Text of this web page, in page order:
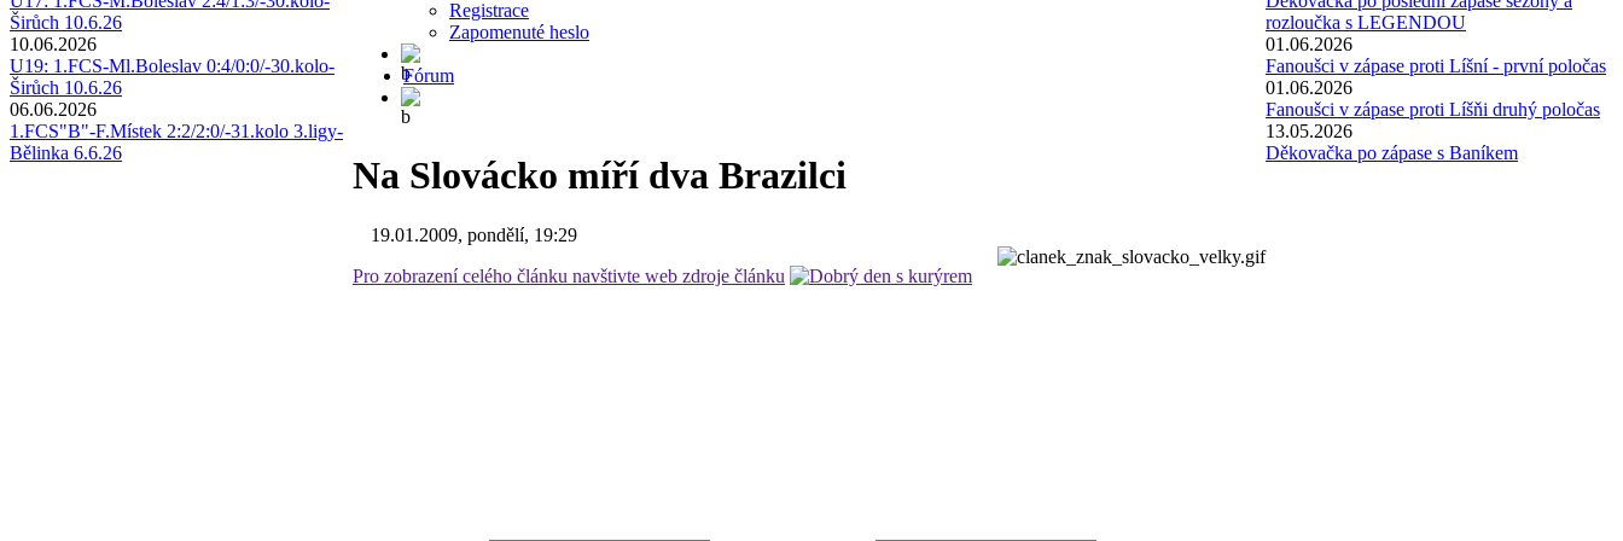
Širůch 10.6.26
10.06.2026
U19: 1.FCS-Ml.Boleslav 0:4/0:0/-30.kolo-
Širůch 10.6.26
06.06.2026
1.FCS"B"-F.Místek 2:2/2:0/-31.kolo 3.ligy-
Bělinka 6.6.26
rozloučka s LEGENDOU
01.06.2026
Fanoušci v zápase proti Líšní - první poločas
01.06.2026
Fanoušci v zápase proti Líšňi druhý poločas
13.05.2026
Děkovačka po zápase s Baníkem
Registrace
Zapomenuté heslo
Fórum
Na Slovácko míří dva Brazilci
19.01.2009, pondělí, 19:29
Pro zobrazení celého článku navštivte web zdroje článku